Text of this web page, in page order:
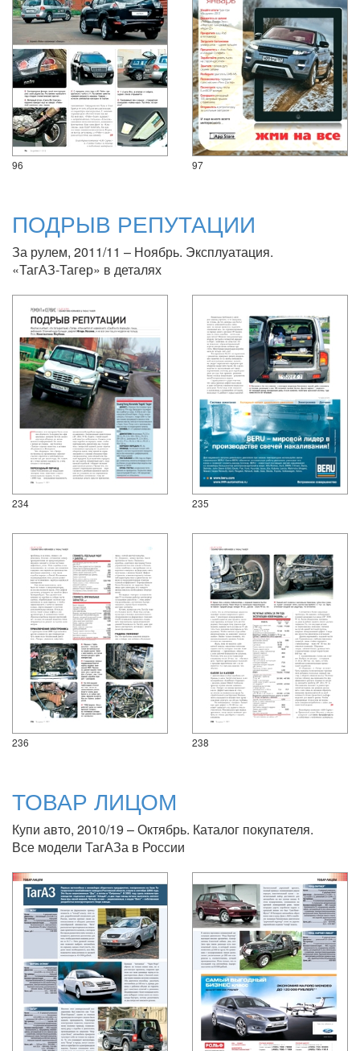
96 97
ПОДРЫВ РЕПУТАЦИИ
За рулем, 2011/11 – Ноябрь. Эксплуатация.
«ТагАЗ-Тагер» в деталях
234 235
236 238
ТОВАР ЛИЦОМ
Купи авто, 2010/19 – Октябрь. Каталог покупателя.
Все модели ТагАЗа в России